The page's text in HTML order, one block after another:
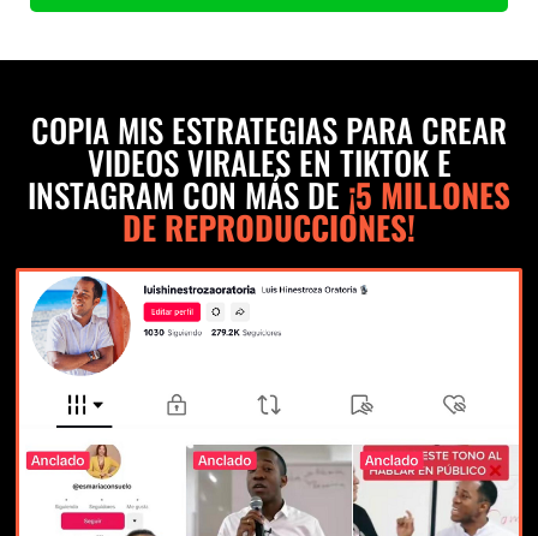
COPIA MIS ESTRATEGIAS PARA CREAR
VIDEOS VIRALES EN TIKTOK E
INSTAGRAM CON MÁS DE ¡5 MILLONES
DE REPRODUCCIONES!